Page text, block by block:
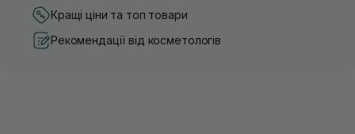
Кращі ціни та топ товари
Рекомендації від косметологів